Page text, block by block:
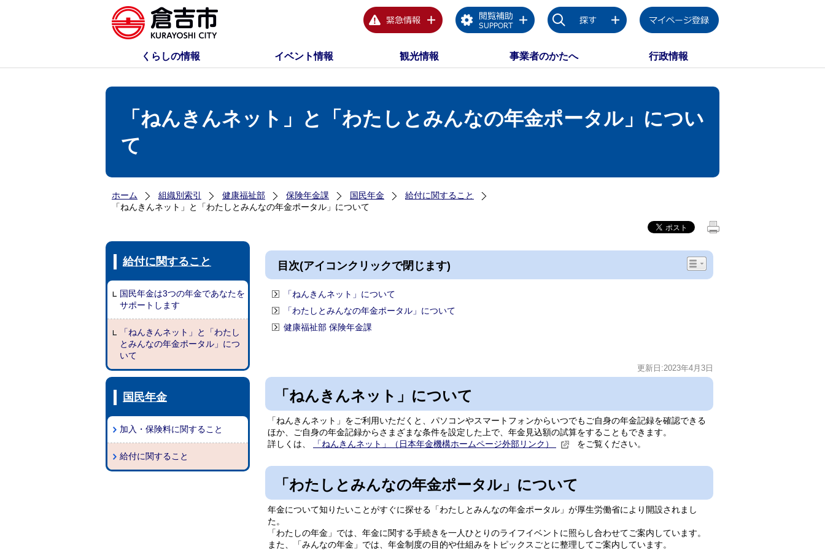
くらしの情報 イベント情報 観光情報 事業者のかたへ 行政情報
「ねんきんネット」と「わたしとみんなの年金ポータル」につい
て
ホーム 組織別索引 健康福祉部 保険年金課 国民年金
給付に関すること
「ねんきんネット」と「わたしとみんなの年金ポータル」について
給付に関すること
国民年金は3つの年金であなたを
サポートします
「ねんきんネット」と「わたし
とみんなの年金ポータル」につ
いて
国民年金
加入・保険料に関すること
給付に関すること
目次(アイコンクリックで閉じます)
「ねんきんネット」について
「わたしとみんなの年金ポータル」について
健康福祉部 保険年金課
更新日:2023年4月3日
「ねんきんネット」について
「ねんきんネット」をご利用いただくと、パソコンやスマートフォンからいつでもご自身の年金記録を確認できる
ほか、ご自身の年金記録からさまざまな条件を設定した上で、年金見込額の試算をすることもできます。
詳しくは、
「ねんきんネット」（日本年金機構ホームページ外部リンク） をご覧ください。
「わたしとみんなの年金ポータル」について
年金について知りたいことがすぐに探せる「わたしとみんなの年金ポータル」が厚生労働省により開設されまし
た。
「わたしの年金」では、年金に関する手続きを一人ひとりのライフイベントに照らし合わせてご案内しています。
また、「みんなの年金」では、年金制度の目的や仕組みをトピックスごとに整理してご案内しています。